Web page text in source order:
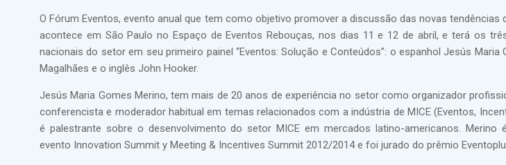
O Fórum Eventos, evento anual que tem como objetivo promover a discussão das novas tendências
acontece em São Paulo no Espaço de Eventos Rebouças, nos dias 11 e 12 de abril, e terá os
nacionais do setor em seu primeiro painel “Eventos: Solução e Conteúdos”: o espanhol Jesús Maria
Magalhães e o inglês John Hooker.
Jesús Maria Gomes Merino, tem mais de 20 anos de experiência no setor como organizador
conferencista e moderador habitual em temas relacionados com a indústria de MICE (Eventos,
é palestrante sobre o desenvolvimento do setor MICE em mercados latino-americanos.
evento Innovation Summit y Meeting & Incentives Summit 2012/2014 e foi jurado do prêmio